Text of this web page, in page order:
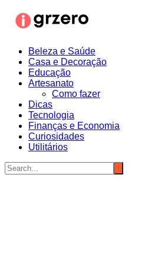
para
Beleza e Saúde
Casa e Decoração
Educação
Artesanato
Como fazer
Dicas
Tecnologia
Finanças e Economia
Curiosidades
Utilitários